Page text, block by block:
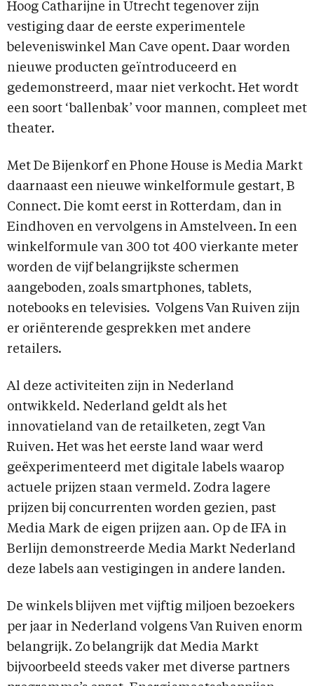
Hoog Catharijne in Utrecht tegenover zijn
vestiging daar de eerste experimentele
beleveniswinkel Man Cave opent. Daar worden
nieuwe producten geïntroduceerd en
gedemonstreerd, maar niet verkocht. Het wordt
een soort ‘ballenbak’ voor mannen, compleet met
theater.
Met De Bijenkorf en Phone House is Media Markt
daarnaast een nieuwe winkelformule gestart, B
Connect. Die komt eerst in Rotterdam, dan in
Eindhoven en vervolgens in Amstelveen. In een
winkelformule van 300 tot 400 vierkante meter
worden de vijf belangrijkste schermen
aangeboden, zoals smartphones, tablets,
notebooks en televisies. Volgens Van Ruiven zijn
er oriënterende gesprekken met andere
retailers.
Al deze activiteiten zijn in Nederland
ontwikkeld. Nederland geldt als het
innovatieland van de retailketen, zegt Van
Ruiven. Het was het eerste land waar werd
geëxperimenteerd met digitale labels waarop
actuele prijzen staan vermeld. Zodra lagere
prijzen bij concurrenten worden gezien, past
Media Mark de eigen prijzen aan. Op de IFA in
Berlijn demonstreerde Media Markt Nederland
deze labels aan vestigingen in andere landen.
De winkels blijven met vijftig miljoen bezoekers
per jaar in Nederland volgens Van Ruiven enorm
belangrijk. Zo belangrijk dat Media Markt
bijvoorbeeld steeds vaker met diverse partners